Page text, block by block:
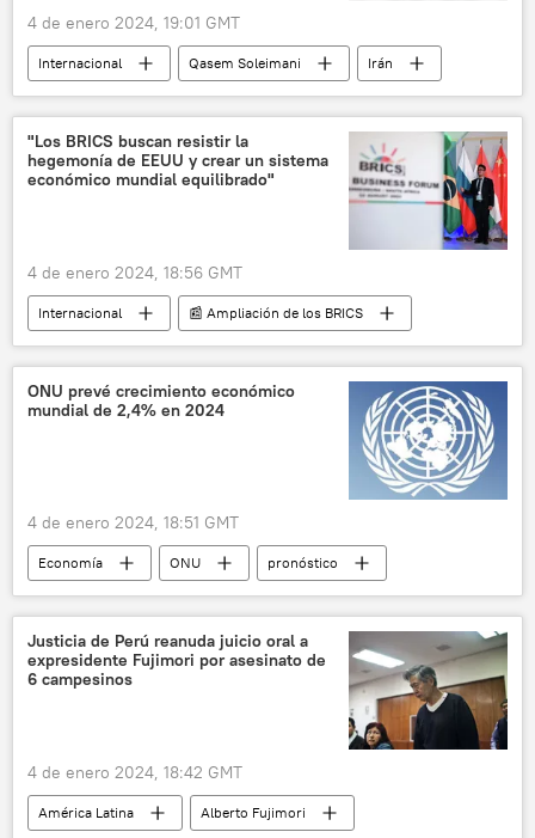
4 de enero 2024, 19:01 GMT
Internacional Qasem Soleimani
Irán
ONU
seguridad
terrorismo
🌍 Oriente Medio
"Los BRICS buscan resistir la
hegemonía de EEUU y crear un sistema
económico mundial equilibrado"
4 de enero 2024, 18:56 GMT
Internacional
📰 Ampliación de los BRICS
BRICS
💬 Opinión y Análisis
ONU prevé crecimiento económico
mundial de 2,4% en 2024
4 de enero 2024, 18:51 GMT
Economía ONU
pronóstico
crecimiento económico
📈 Mercados y finanzas
📰 Resumen del 2023 y predicciones para el 2024
Justicia de Perú reanuda juicio oral a
expresidente Fujimori por asesinato de
6 campesinos
4 de enero 2024, 18:42 GMT
América Latina
Alberto Fujimori